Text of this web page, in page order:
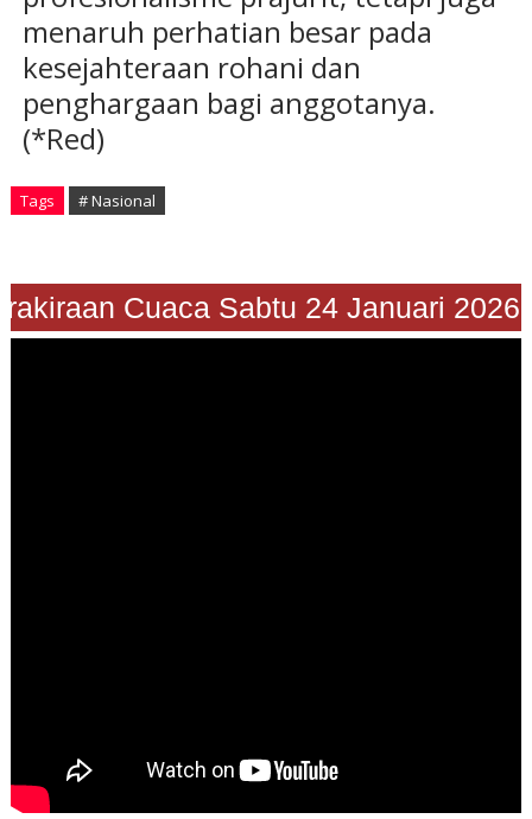
menaruh perhatian besar pada
kesejahteraan rohani dan
penghargaan bagi anggotanya.
(*Red)
Tags # Nasional
"Prakiraan Cuaca Sabtu 24 Januari